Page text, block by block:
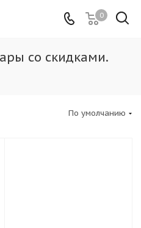
0
со скидками.
По умолчанию